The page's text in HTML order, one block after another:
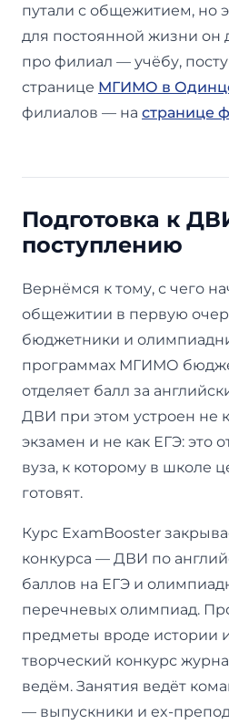
путали с общежитием, но
для постоянной жизни он
про филиал — учёбу,
странице МГИМО в
филиалов — на странице
Подготовка к
поступлению
Вернёмся к тому, с чего
общежитии в первую
бюджетники и
программах МГИМО
отделяет балл за
ДВИ при этом устроен не
экзамен и не как ЕГЭ: это
вуза, к которому в школе
готовят.
Курс ExamBooster
конкурса — ДВИ по
баллов на ЕГЭ и
перечневых олимпиад.
предметы вроде истории
творческий конкурс
ведём. Занятия ведёт
— выпускники и ex-